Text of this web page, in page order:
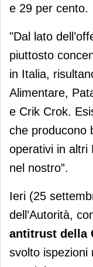
e 29 per cento.
"Dal lato
piuttosto
in Italia,
Alimentare,
e Crik Crok.
che producono
operativi in altri
nel nostro”.
Ieri (25
dell’Autorità,
antitrust della
svolto ispezioni